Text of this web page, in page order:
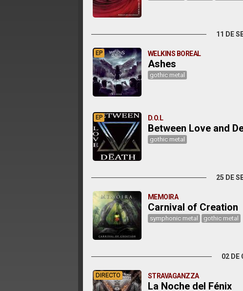
11 DE
EP WELKINS BOREAL
Ashes
gothic metal
EP D.O.L
Between Love and
gothic metal
25 DE
MEMOIRA
Carnival of Creation
symphonic metal gothic metal
02 DE
DIRECTO STRAVAGANZZA
La Noche del Fénix